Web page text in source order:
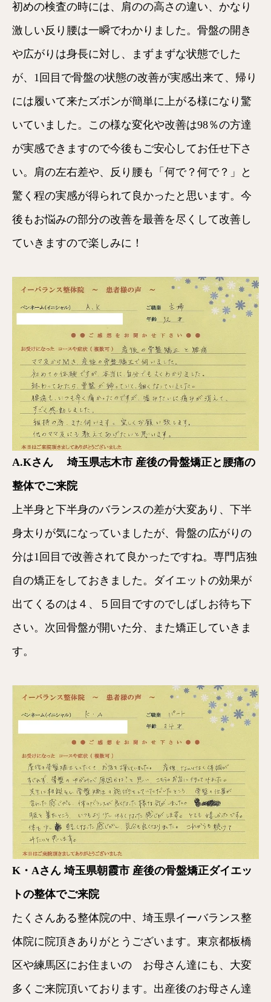
初めの検査の時には、肩のの高さの違い、かなり
激しい反り腰は一瞬でわかりました。骨盤の開き
や広がりは身長に対し、まずまずな状態でした
が、1回目で骨盤の状態の改善が実感出来て、帰り
には履いて来たズボンが簡単に上がる様になり驚
いていました。この様な変化や改善は98％の方達
が実感できますので今後もご安心してお任せ下さ
い。肩の左右差や、反り腰も「何で？何で？」と
驚く程の実感が得られて良かったと思います。今
後もお悩みの部分の改善を最善を尽くして改善し
ていきますので楽しみに！
A.Kさん 埼玉県志木市 産後の骨盤矯正と腰痛の
整体でご来院
上半身と下半身のバランスの差が大変あり、下半
身太りが気になっていましたが、骨盤の広がりの
分は1回目で改善されて良かったですね。専門店独
自の矯正をしておきました。ダイエットの効果が
出てくるのは４、５回目ですのでしばしお待ち下
さい。次回骨盤が開いた分、また矯正していきま
す。
K・Aさん 埼玉県朝霞市 産後の骨盤矯正ダイエッ
トの整体でご来院
たくさんある整体院の中、埼玉県イーバランス整
体院に院頂きありがとうございます。東京都板橋
区や練馬区にお住まいの お母さん達にも、大変
多くご来院頂いております。出産後のお母さん達